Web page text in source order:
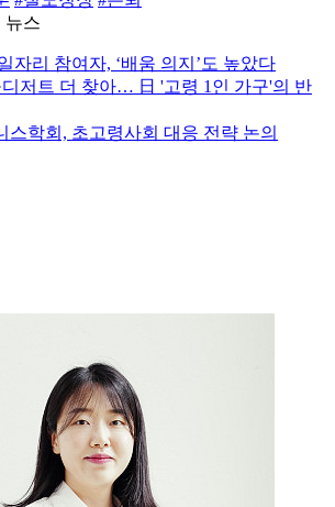
뉴스
자리 참여자, ‘배움 의지’도 높았다
디저트 더 찾아… 日 '고령 1인 가구'의 반
스학회, 초고령사회 대응 전략 논의